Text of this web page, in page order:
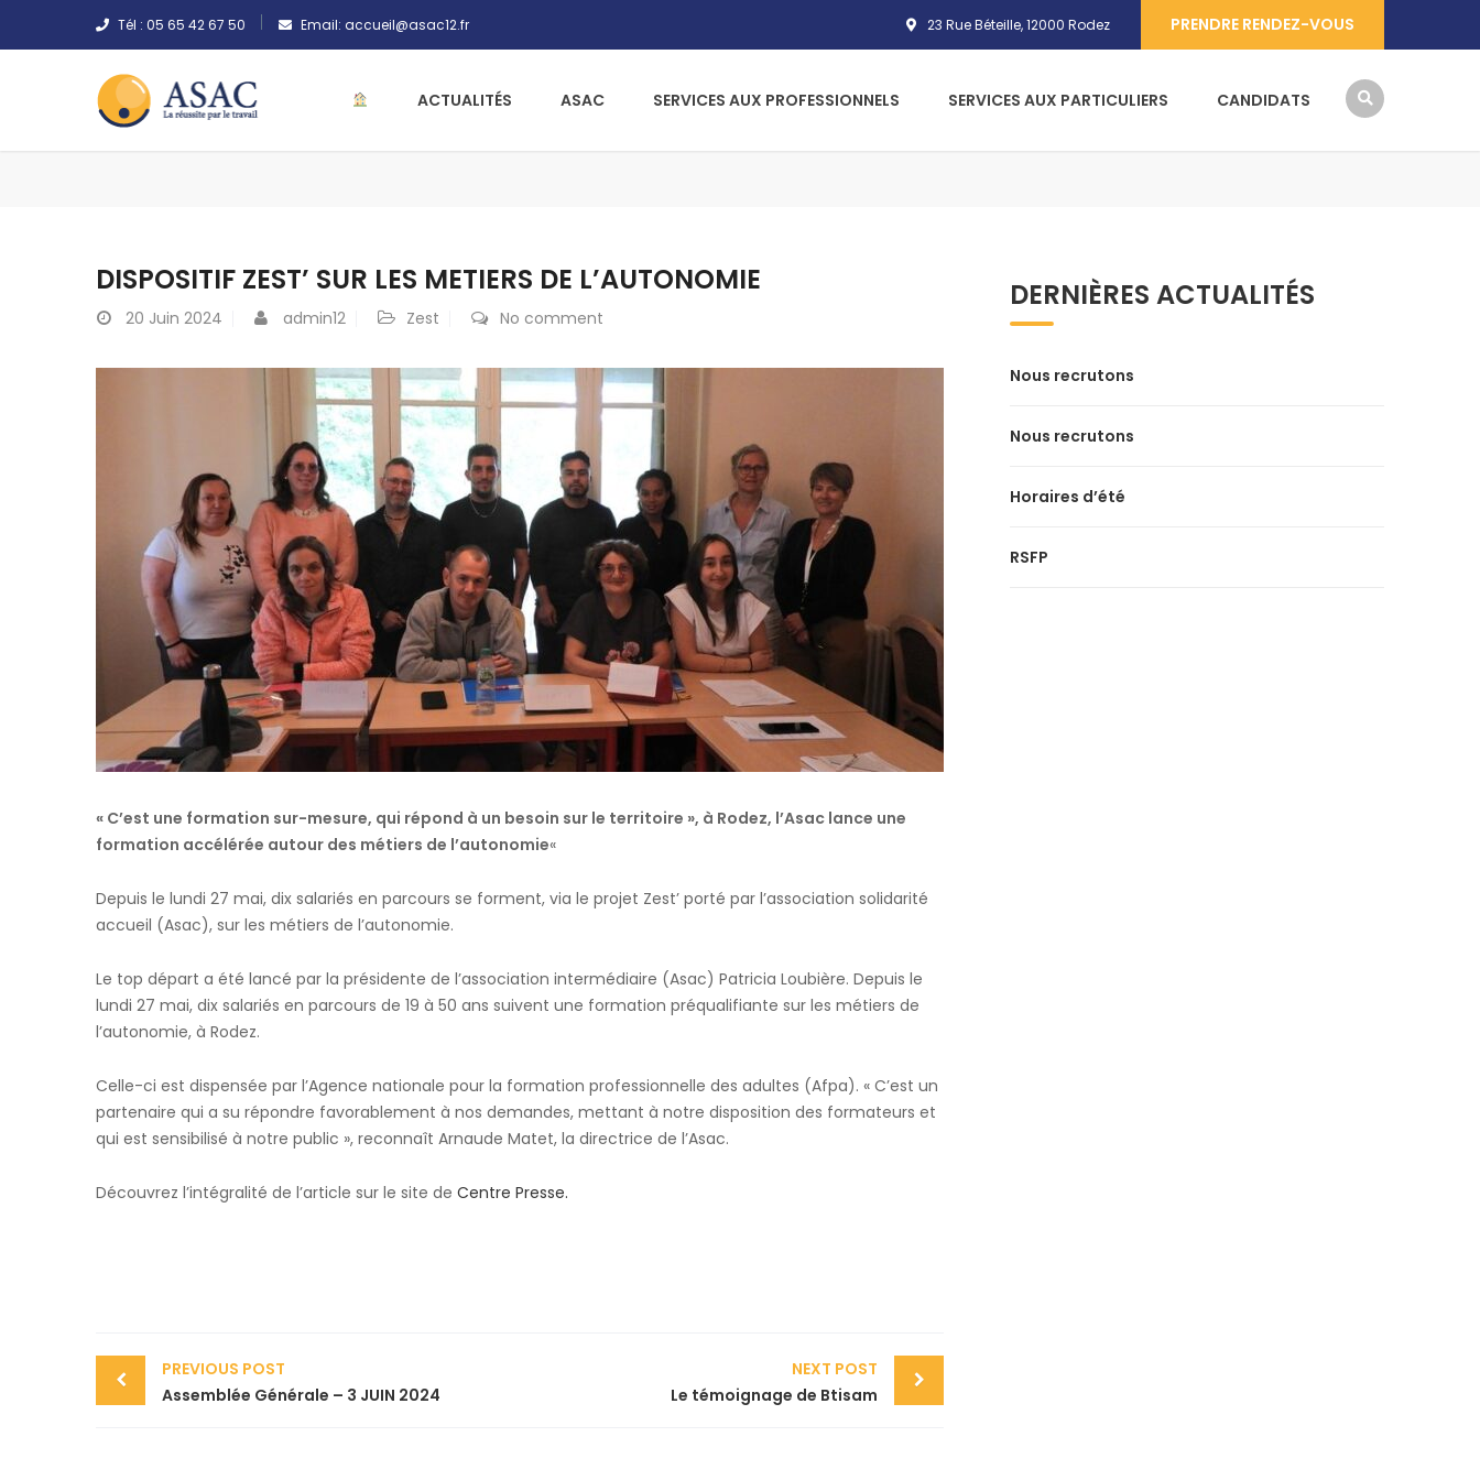
Tél : 05 65 42 67 50 Email: accueil@asac12.fr 23 Rue Béteille, 12000 Rodez PRENDRE RENDEZ-VOUS
ACTUALITÉS ASAC SERVICES AUX PROFESSIONNELS SERVICES AUX PARTICULIERS CANDIDATS
DISPOSITIF ZEST’ SUR LES METIERS DE L’AUTONOMIE
20 Juin 2024 admin12 Zest No comment
« C’est une formation sur-mesure, qui répond à un besoin sur le territoire », à Rodez, l’Asac lance une
formation accélérée autour des métiers de l’autonomie«
Depuis le lundi 27 mai, dix salariés en parcours se forment, via le projet Zest’ porté par l’association solidarité
accueil (Asac), sur les métiers de l’autonomie.
Le top départ a été lancé par la présidente de l’association intermédiaire (Asac) Patricia Loubière. Depuis le
lundi 27 mai, dix salariés en parcours de 19 à 50 ans suivent une formation préqualifiante sur les métiers de
l’autonomie, à Rodez.
Celle-ci est dispensée par l’Agence nationale pour la formation professionnelle des adultes (Afpa). « C’est un
partenaire qui a su répondre favorablement à nos demandes, mettant à notre disposition des formateurs et
qui est sensibilisé à notre public », reconnaît Arnaude Matet, la directrice de l’Asac.
Découvrez l’intégralité de l’article sur le site de Centre Presse.
PREVIOUS POST
Assemblée Générale – 3 JUIN 2024
NEXT POST
Le témoignage de Btisam
DERNIÈRES ACTUALITÉS
Nous recrutons
Nous recrutons
Horaires d’été
RSFP